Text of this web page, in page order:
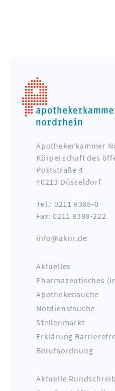
Apothekerkammer
Körperschaft des
Poststraße 4
40213 Düsseldorf
Tel.: 0211 8388-0
Fax: 0211 8388-222
info@aknr.de
Aktuelles
Pharmazeutisches
Apothekensuche
Notdienstsuche
Stellenmarkt
Erklärung
Berufsordnung
Aktuelle